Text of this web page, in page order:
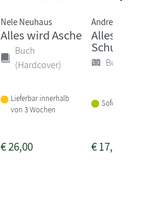
Nele Neuhaus
Alles wird Asche
Buch
(Hardcover)
Lieferbar innerhalb
von 3 Wochen
€26,00
Andrea Mara
Alles ihre
Schuld
Buch
Sofort
€17,00